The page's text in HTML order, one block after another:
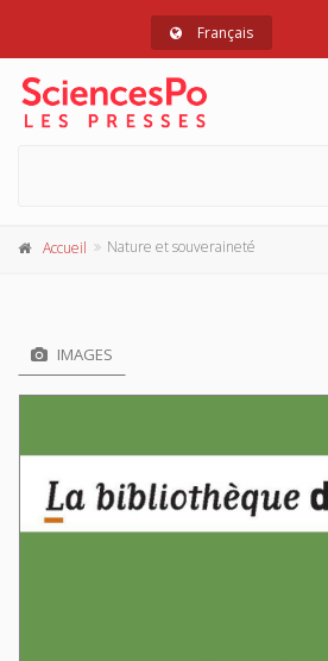
Français
Accueil Nature et souveraineté
IMAGES